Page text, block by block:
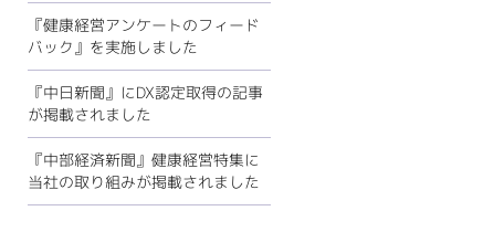
『健康経営アンケートのフィード
バック』を実施しました
『中日新聞』にDX認定取得の記事
が掲載されました
『中部経済新聞』健康経営特集に
当社の取り組みが掲載されました